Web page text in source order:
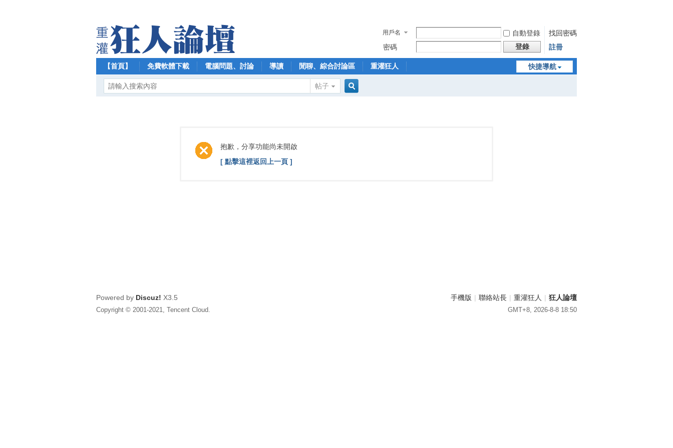
用戶名 自動登錄
找回密碼
密碼
登錄 註冊
快捷導航
【首頁】 免費軟體下載 電腦問題、討論 導讀 閒聊、綜合討論區 重灌狂人
帖子
抱歉，分享功能尚未開啟
[ 點擊這裡返回上一頁 ]
手機版 | 聯絡站長 | 重灌狂人 | 狂人論壇
GMT+8, 2026-8-8 18:50
Powered by Discuz! X3.5
Copyright © 2001-2021, Tencent Cloud.